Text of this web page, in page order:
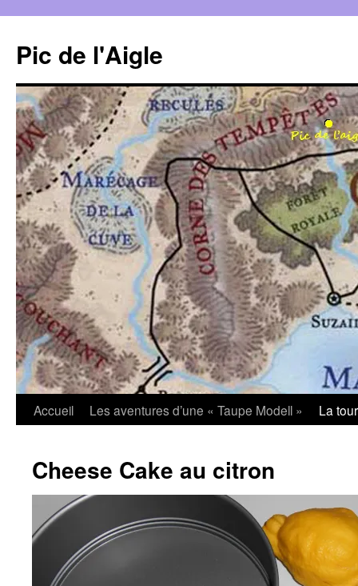
contenu
Pic de l'Aigle
Accueil Les aventures d’une « Taupe Modell » La
Cheese Cake au citron